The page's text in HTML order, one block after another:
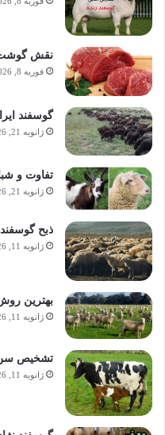
نقش گوشت
فوریه 8, 2026
گوسفند
ژانویه 21, 2026
تفاوت و
ژانویه 21, 2026
ذبح
ژانویه 11, 2026
بهترین
ژانویه 11, 2026
تشخیص سن
ژانویه 11, 2026